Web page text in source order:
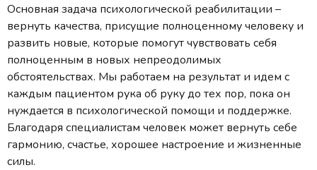
Основная задача психологической реабилитации –
вернуть качества, присущие полноценному человеку и
развить новые, которые помогут чувствовать себя
полноценным в новых непреодолимых
обстоятельствах. Мы работаем на результат и идем с
каждым пациентом рука об руку до тех пор, пока он
нуждается в психологической помощи и поддержке.
Благодаря специалистам человек может вернуть себе
гармонию, счастье, хорошее настроение и жизненные
силы.